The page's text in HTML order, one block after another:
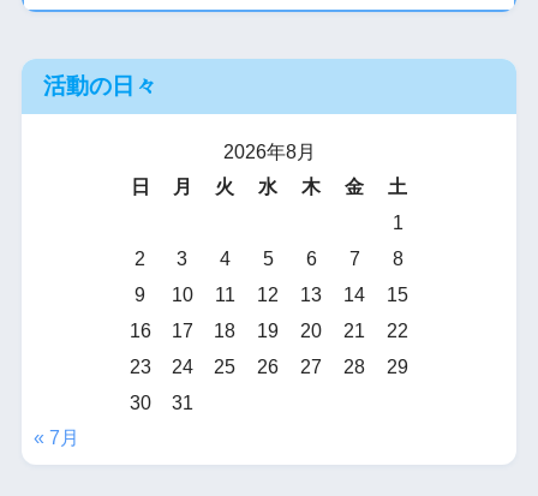
活動の日々
2026年8月
日
月 火 水 木 金
土
1
2
3 4 5 6 7
8
9
10 11 12 13 14
15
16
17 18 19 20 21
22
23
24 25 26 27 28
29
30
31
« 7月